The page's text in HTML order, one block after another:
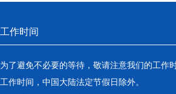
工作时间
为了避免不必要的等待，敬请注意我们的工作
工作时间，中国大陆法定节假日除外。